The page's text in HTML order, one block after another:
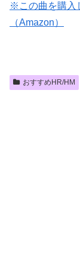
※この曲を購入
（Amazon）
おすすめHR/HM